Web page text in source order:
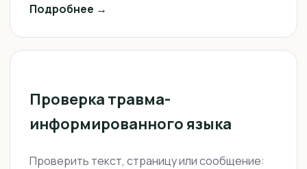
Подробнее →
Проверка травма-
информированного языка
Проверить текст, страницу или сообщение: